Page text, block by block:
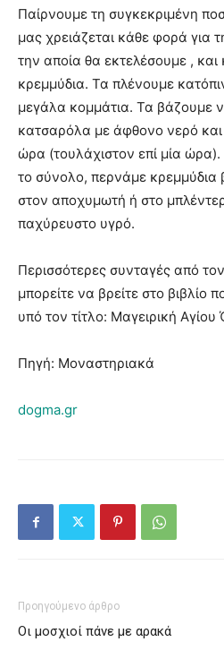
Παίρνουμε τη συγκεκριμένη
μας χρειάζεται κάθε φορά για
την αποία θα εκτελέσουμε , και
κρεμμύδια. Τα πλένουμε
μεγάλα κομμάτια. Τα βάζουμε
κατσαρόλα με άφθονο νερό
ώρα (τουλάχιστον επί μία
το σύνολο, περνάμε κρεμμύδια
στον αποχυμωτή ή στο
παχύρευστο υγρό.
Περισσότερες συνταγές από
μπορείτε να βρείτε στο βιβλίο
υπό τον τίτλο: Μαγειρική Αγίου
Πηγή: Μοναστηριακά
dogma.gr
Προηγούμενο άρθρο
Οι μοσχιοί πάνε με αρακά